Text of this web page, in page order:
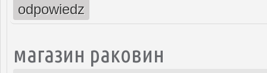
odpowiedz
магазин раковин